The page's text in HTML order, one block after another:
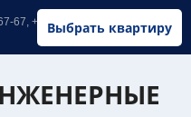
Выбрать квартиру
67, +7 (902) 326-67-67